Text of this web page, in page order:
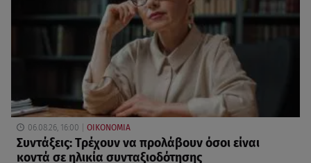
06.08.26, 16:00 ΟΙΚΟΝΟΜΙΑ
Συντάξεις: Τρέχουν να προλάβουν όσοι είναι
κοντά σε ηλικία συνταξιοδότησης